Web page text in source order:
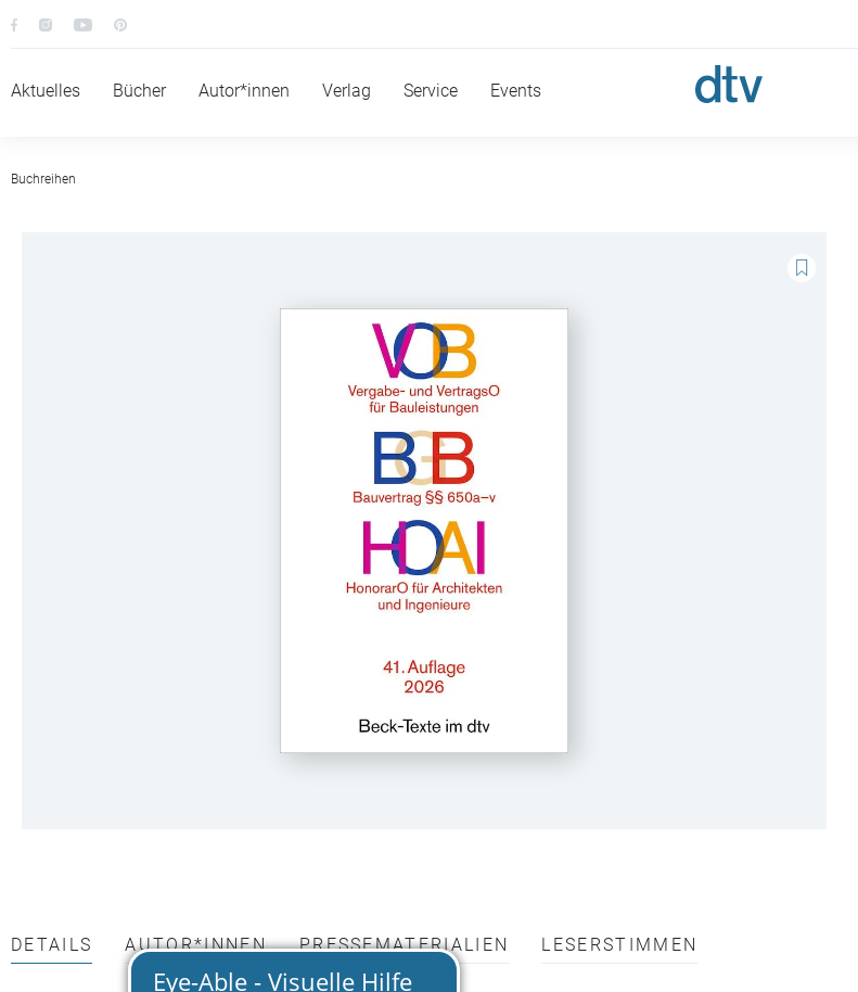
Aktuelles Bücher Autor*innen Verlag Service Events
Buchreihen
DETAILS AUTOR*INNEN PRESSEMATERIALIEN LESERSTIMMEN